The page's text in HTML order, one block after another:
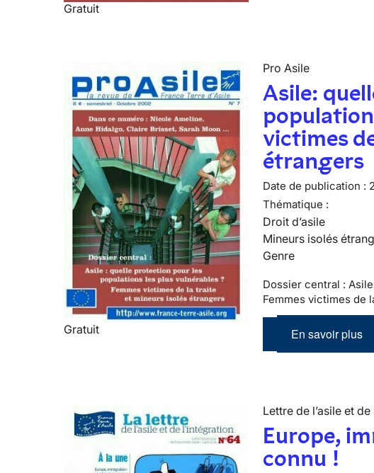
Gratuit
Gratuit
Pro Asile
Asile:
victimes
étrangers
Date de publication :
Thématique :
Droit d’asile
Mineurs isolés
Genre
Dossier central :
Femmes victimes de
En savoir plus
Lettre de l’asile et
Europe,
connu !